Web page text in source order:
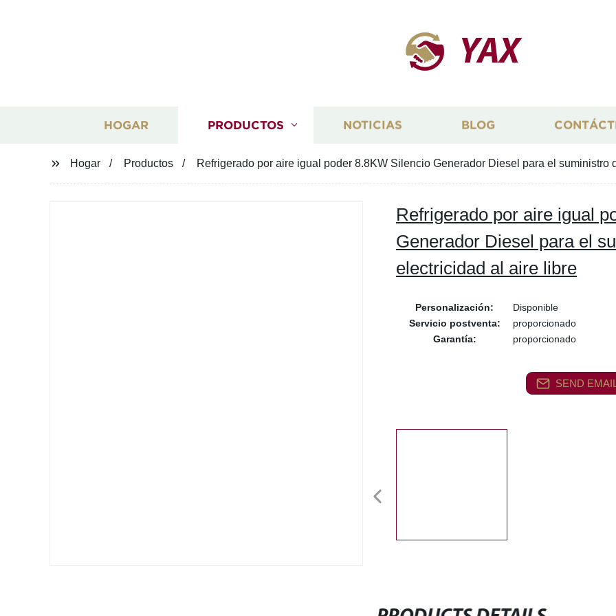
YAX
HOGAR PRODUCTOS NOTICIAS BLOG
Hogar Productos Refrigerado por aire igual poder 8.8KW Silencio Generador Diesel para el suministro
Refrigerado por aire igual
Generador Diesel para el
electricidad al aire libre
Personalización:
Disponible
Servicio postventa:
proporcionado
Garantía:
proporcionado
SEND